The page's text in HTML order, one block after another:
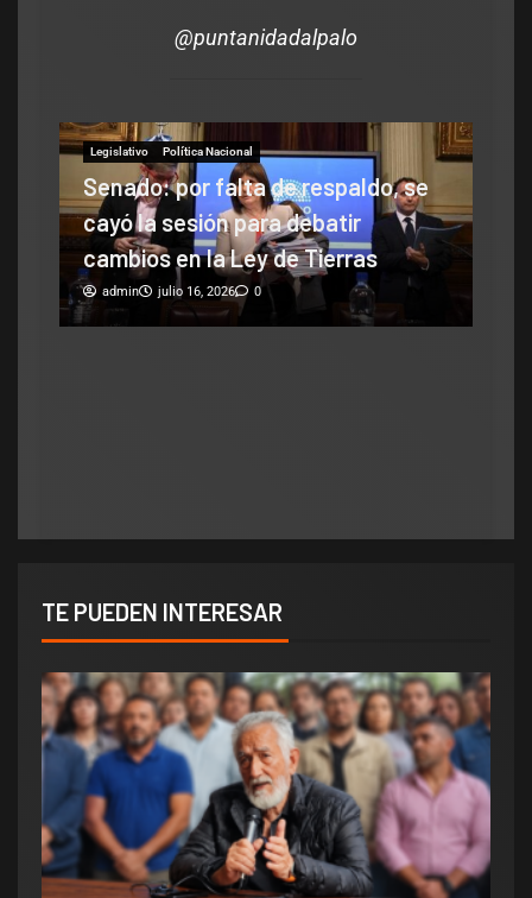
@puntanidadalpalo
se
Legislativo Notas Destacadas
Fernández respondió al Gobierno
por los biocombustibles y cruzó a
Poggi: «Nunca es tarde para
enmendar errores»
TE PUEDEN INTERESAR